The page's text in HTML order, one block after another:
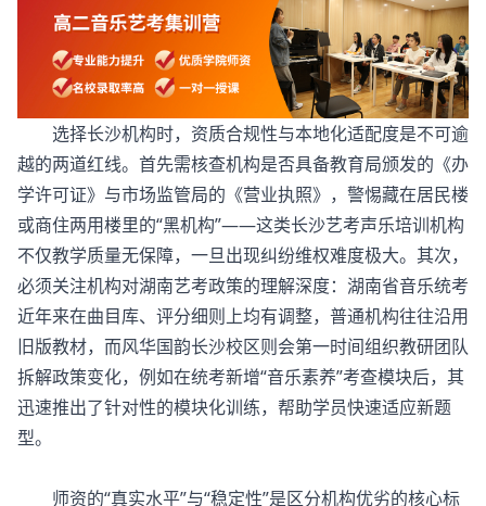
选择长沙机构时，资质合规性与本地化适配度是不可逾
越的两道红线。首先需核查机构是否具备教育局颁发的《办
学许可证》与市场监管局的《营业执照》，警惕藏在居民楼
或商住两用楼里的“黑机构”——这类长沙艺考声乐培训机构
不仅教学质量无保障，一旦出现纠纷维权难度极大。其次，
必须关注机构对湖南艺考政策的理解深度：湖南省音乐统考
近年来在曲目库、评分细则上均有调整，普通机构往往沿用
旧版教材，而风华国韵长沙校区则会第一时间组织教研团队
拆解政策变化，例如在统考新增“音乐素养”考查模块后，其
迅速推出了针对性的模块化训练，帮助学员快速适应新题
型。
师资的“真实水平”与“稳定性”是区分机构优劣的核心标